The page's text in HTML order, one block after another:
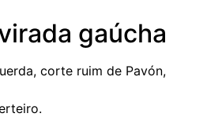
gaúcha
corte ruim de Pavón,